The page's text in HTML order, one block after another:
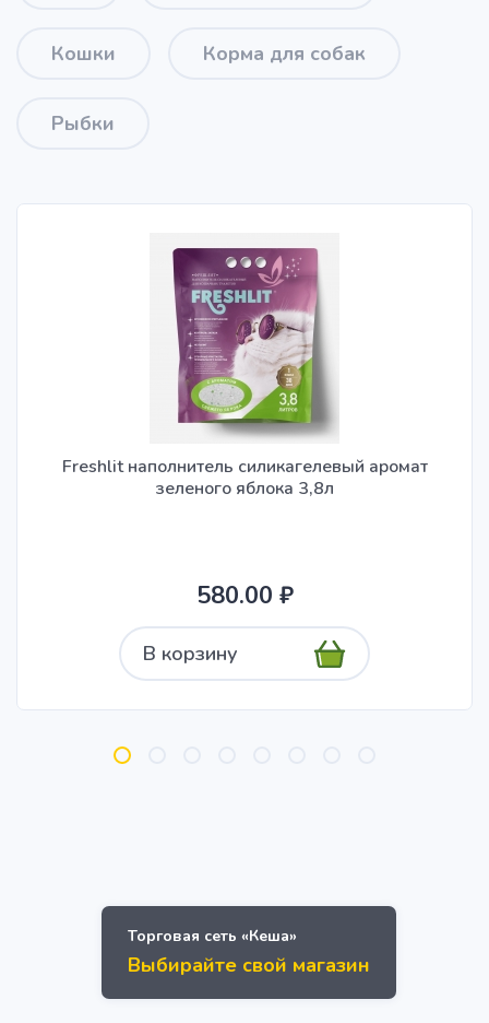
Кошки Корма для собак
Рыбки
Freshlit наполнитель силикагелевый аромат
зеленого яблока 3,8л
580.00 ₽
В корзину
Торговая сеть «Кеша»
Выбирайте свой магазин